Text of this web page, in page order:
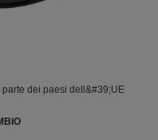
parte dei paesi dell&#39;UE